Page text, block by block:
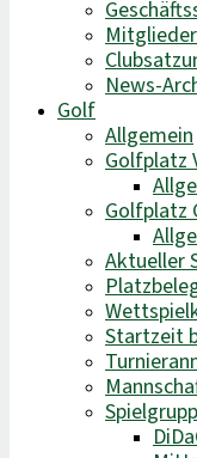
News-
Golf
Allgemein
Golfplatz
Golfplatz
Aktueller
Startzeit